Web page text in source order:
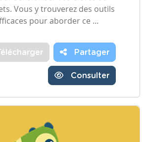
Vous y trouverez des outils
pour aborder ce …
Partager
Consulter